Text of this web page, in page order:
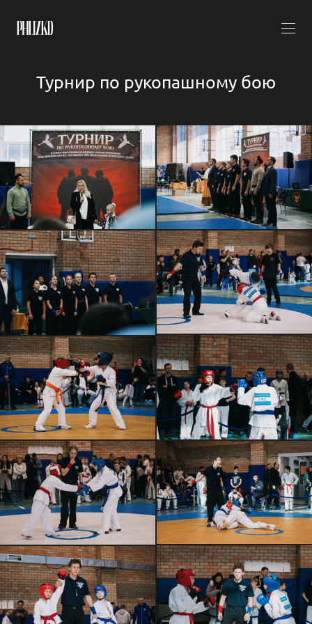
Турнир по рукопашному бою